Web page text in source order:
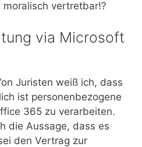
vertretbar!?
via Microsoft
Juristen weiß ich, dass
ist personenbezogene
365 zu verarbeiten.
die Aussage, dass es
den Vertrag zur